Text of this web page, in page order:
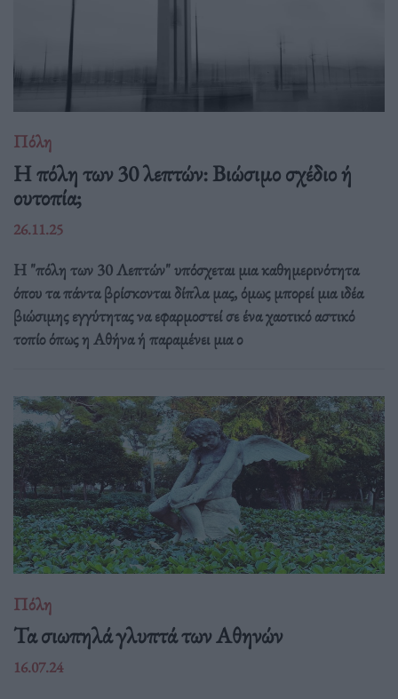
Πόλη
Η πόλη των 30 λεπτών: Βιώσιμο σχέδιο ή
ουτοπία;
26.11.25
Η "πόλη των 30 Λεπτών" υπόσχεται μια καθημερινότητα
όπου τα πάντα βρίσκονται δίπλα μας, όμως μπορεί μια ιδέα
βιώσιμης εγγύτητας να εφαρμοστεί σε ένα χαοτικό αστικό
τοπίο όπως η Αθήνα ή παραμένει μια ο
Πόλη
Τα σιωπηλά γλυπτά των Αθηνών
16.07.24